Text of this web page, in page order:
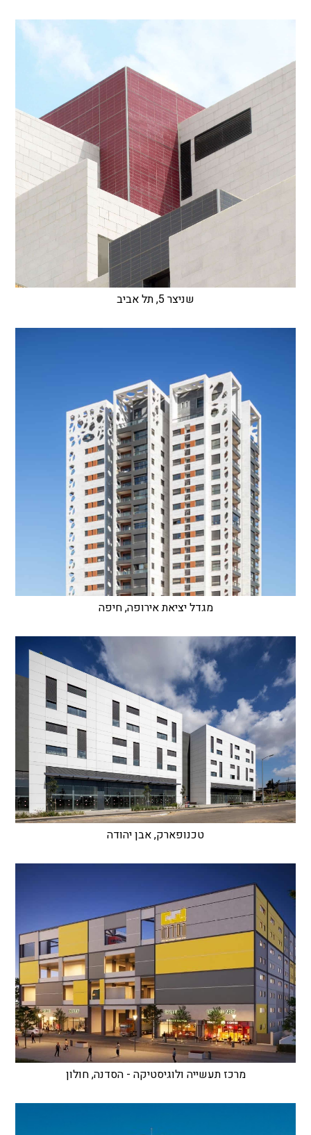
שניצר 5, תל אביב
מגדל יציאת אירופה, חיפה
טכנופארק, אבן יהודה
מרכז תעשייה ולוגיסטיקה - הסדנה, חולון